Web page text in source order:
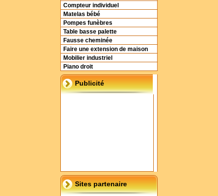
Compteur individuel
Matelas bébé
Pompes funèbres
Table basse palette
Fausse cheminée
Faire une extension de maison
Mobilier industriel
Piano droit
Publicité
Sites partenaire